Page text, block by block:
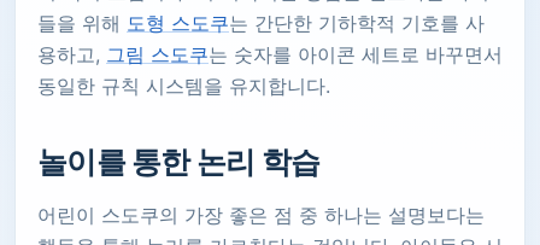
들을 위해 도형 스도쿠는 간단한 기하학적 기호를 사
용하고, 그림 스도쿠는 숫자를 아이콘 세트로 바꾸면서
동일한 규칙 시스템을 유지합니다.
놀이를 통한 논리 학습
어린이 스도쿠의 가장 좋은 점 중 하나는 설명보다는